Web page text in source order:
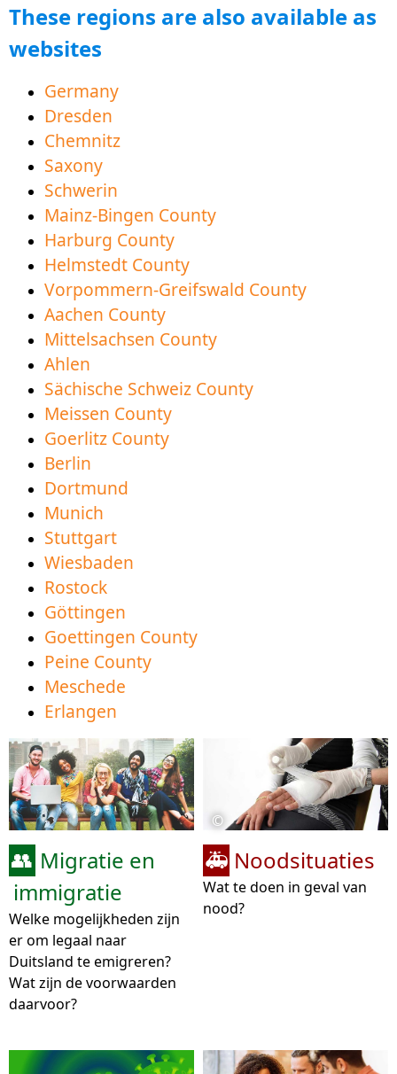
Nu ook beschikbaar in het Pools en Tsjechisch voor
een beter nabuurschap.
succesvolle taalverwerving voor een beter begrip
van de taal.
Nieuwe regio Vorpommern-Greifwald County
Vorpommern-Greifwald beschikbaar om te
downloaden
These regions are also available as
websites
Germany
Dresden
Chemnitz
Saxony
Schwerin
Mainz-Bingen County
Harburg County
Helmstedt County
Vorpommern-Greifswald County
Aachen County
Mittelsachsen County
Ahlen
Sächische Schweiz County
Meissen County
Goerlitz County
Berlin
Dortmund
Munich
Stuttgart
Wiesbaden
Rostock
Göttingen
Goettingen County
Peine County
Meschede
Erlangen
👥 Migratie en
immigratie
Welke mogelijkheden zijn
er om legaal naar
Duitsland te emigreren?
Wat zijn de voorwaarden
daarvoor?
©
🚑 Noodsituaties
Wat te doen in geval van
nood?